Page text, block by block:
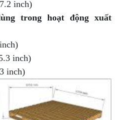
inch)
trong hoạt động xuất
inch)
inch)